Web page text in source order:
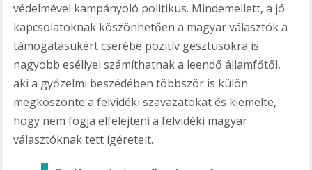
védelmével kampányoló politikus. Mindemellett, a jó
kapcsolatoknak köszönhetően a magyar választók a
támogatásukért cserébe pozitív gesztusokra is
nagyobb eséllyel számíthatnak a leendő államfőtől,
aki a győzelmi beszédében többször is külön
megköszönte a felvidéki szavazatokat és kiemelte,
hogy nem fogja elfelejteni a felvidéki magyar
választóknak tett ígéreteit.